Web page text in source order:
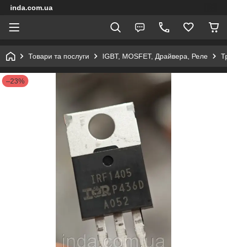
inda.com.ua
Товари та послуги IGBT, MOSFET, Драйвера, Реле
–23%